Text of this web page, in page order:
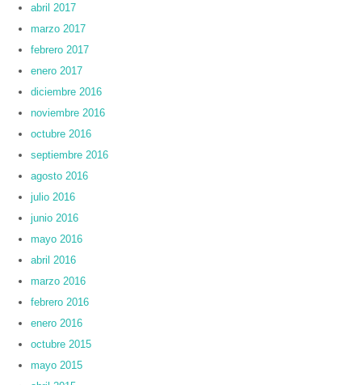
abril 2017
marzo 2017
febrero 2017
enero 2017
diciembre 2016
noviembre 2016
octubre 2016
septiembre 2016
agosto 2016
julio 2016
junio 2016
mayo 2016
abril 2016
marzo 2016
febrero 2016
enero 2016
octubre 2015
mayo 2015